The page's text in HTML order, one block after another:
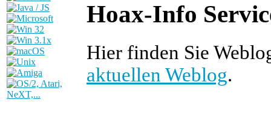
Hoax-Info
Hier finden Sie
aktuellen Weblog.